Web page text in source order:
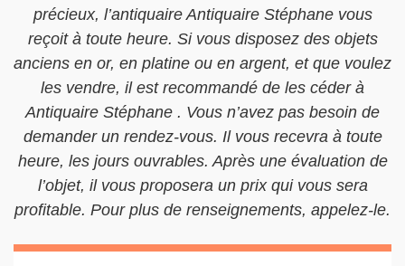
précieux, l’antiquaire Antiquaire Stéphane vous
reçoit à toute heure. Si vous disposez des objets
anciens en or, en platine ou en argent, et que voulez
les vendre, il est recommandé de les céder à
Antiquaire Stéphane . Vous n’avez pas besoin de
demander un rendez-vous. Il vous recevra à toute
heure, les jours ouvrables. Après une évaluation de
l’objet, il vous proposera un prix qui vous sera
profitable. Pour plus de renseignements, appelez-le.